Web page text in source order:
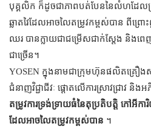
បុគ្គលិក ក៏ដូចជាភាពបត់បែននៃលំហដែលត្រូ
ឆ្លាតវៃដែលអាចលៃតម្រូវកម្ពស់បាន ពីព្រោះពួ
ឈរ បានក្លាយជាជម្រើសជាក់ស្តែង និង
ជាច្រើន។
YOSEN ក្នុងនាមជាក្រុមហ៊ុនផលិតគ្រឿង
ជំនាញវិជ្ជាជីវៈ ផ្តោតលើការស្រាវជ្រាវ និ
តម្រូវការទ្រង់ទ្រាយធំនៃតុប្រតិបត្តិ កៅអីក
ដែលអាចលៃតម្រូវកម្ពស់បាន ។